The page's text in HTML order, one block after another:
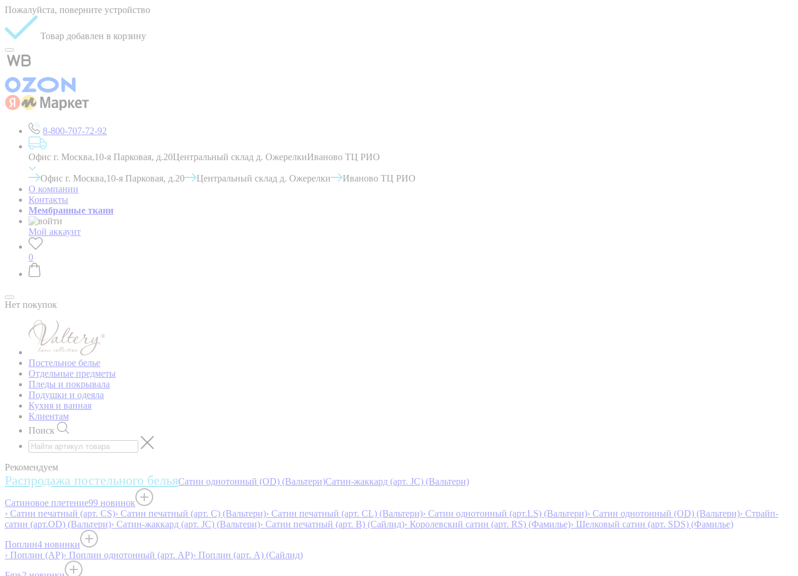
Пожалуйста, поверните устройство
Товар добавлен в корзину
8-800-707-72-92
Офис г. Москва,10-я Парковая, д.20Центральный склад д. ОжерелкиИваново ТЦ РИО
Офис г. Москва,10-я Парковая, д.20 Центральный склад д. Ожерелки
Иваново ТЦ РИО
О компании
Контакты
Мембранные ткани
Мой аккаунт
0
Нет покупок
Постельное белье
Отдельные предметы
Пледы и покрывала
Подушки и одеяла
Кухня и ванная
Клиентам
Поиск
Рекомендуем
Распродажа постельного бельяСатин однотонный (OD) (Вальтери)Сатин-жаккард (арт. JC) (Вальтери)
Сатиновое плетение99 новинок
› Сатин печатный (арт. СS)› Сатин печатный (арт. С) (Вальтери)› Сатин печатный (арт. СL) (Вальтери)› Сатин однотонный (арт.LS) (Вальтери)› Сатин однотонный (OD) (Вальтери)› Страйп-
сатин (арт.OD) (Вальтери)› Сатин-жаккард (арт. JC) (Вальтери)› Сатин печатный (арт. В) (Сайлид)› Королевский сатин (арт. RS) (Фамилье)› Шелковый сатин (арт. SDS) (Фамилье)
Поплин4 новинки
› Поплин (AP)› Поплин однотонный (арт. AP)› Поплин (арт. А) (Сайлид)